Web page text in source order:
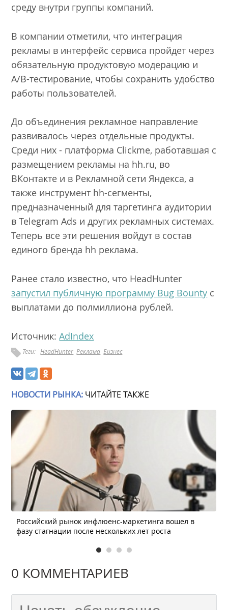
среду внутри группы компаний.
В компании отметили, что интеграция
рекламы в интерфейс сервиса пройдет через
обязательную продуктовую модерацию и
A/B-тестирование, чтобы сохранить удобство
работы пользователей.
До объединения рекламное направление
развивалось через отдельные продукты.
Среди них - платформа Clickme, работавшая с
размещением рекламы на hh.ru, во
ВКонтакте и в Рекламной сети Яндекса, а
также инструмент hh-сегменты,
предназначенный для таргетинга аудитории
в Telegram Ads и других рекламных системах.
Теперь все эти решения войдут в состав
единого бренда hh реклама.
Ранее стало известно, что HeadHunter
запустил публичную программу Bug Bounty с
выплатами до полмиллиона рублей.
Источник:AdIndex
Теги: HeadHunter Реклама Бизнес
НОВОСТИ РЫНКА: ЧИТАЙТЕ ТАКЖЕ
Российский рынок инфлюенс-маркетинга вошел в
фазу стагнации после нескольких лет роста
0 КОММЕНТАРИЕВ